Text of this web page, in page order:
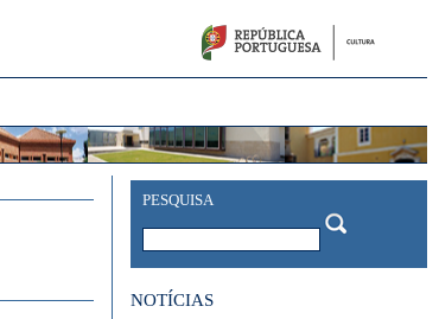
PESQUISA
NOTÍCIAS